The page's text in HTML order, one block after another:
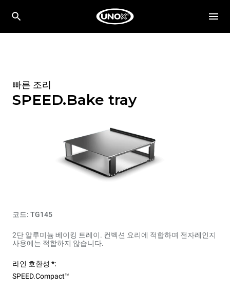
빠른 조리
SPEED.Bake tray
코드: TG145
2단 알루미늄 베이킹 트레이. 컨벡션 요리에 적합하며 전자레인지
사용에는 적합하지 않습니다.
라인 호환성 *:
SPEED.Compact™